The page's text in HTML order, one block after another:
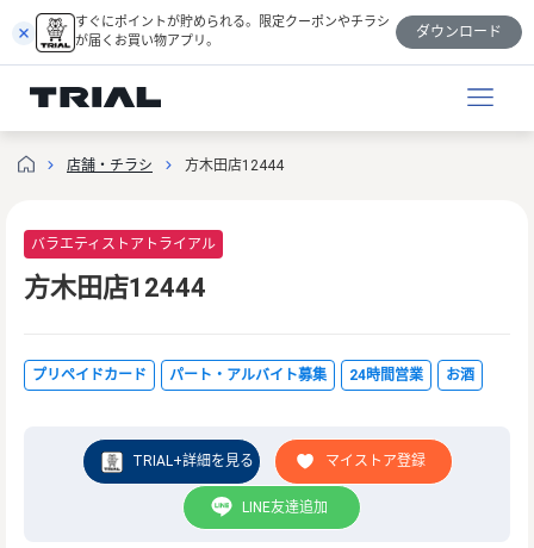
内
すぐにポイントが貯められる。限定クーポンやチラシ
が届くお買い物アプリ。
ダウンロード
店舗・チラシ 方木田店12444
バラエティストアトライアル
方木田店12444
プリペイドカード パート・アルバイト募集 24時間営業 お酒
TRIAL+詳細を見る マイストア登録
LINE友達追加